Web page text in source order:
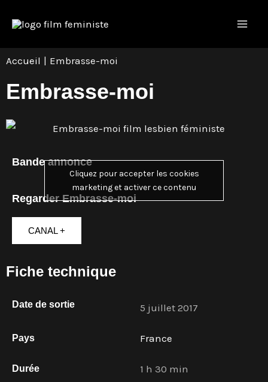
contenu
Accueil Embrasse-moi
Embrasse-moi
Bande annonce
Cliquez pour accepter les cookies
marketing et activer ce contenu
Regarder Embrasse-moi
CANAL +
Fiche technique
Date de sortie 5 juillet 2017
Pays France
Durée 1 h 30 min
des
articles